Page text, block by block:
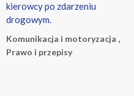
kierowcy po zdarzeniu
drogowym.
Komunikacja i motoryzacja ,
Prawo i przepisy